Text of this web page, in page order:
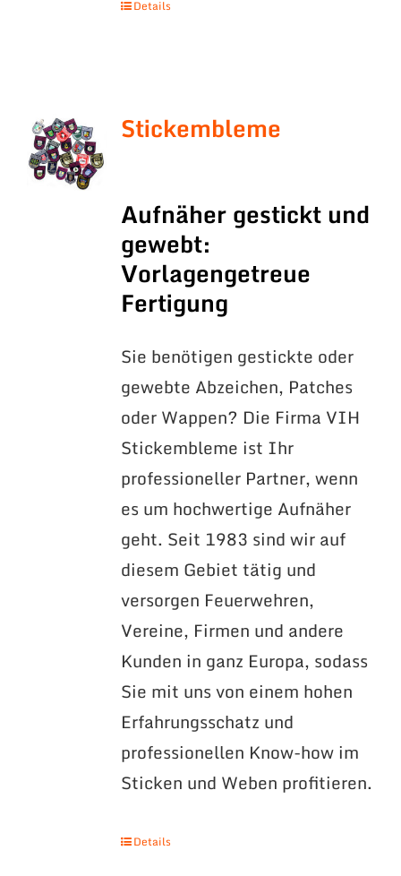
Details
Stickembleme
Aufnäher gestickt und
gewebt:
Vorlagengetreue
Fertigung
Sie benötigen gestickte oder
gewebte Abzeichen, Patches
oder Wappen? Die Firma VIH
Stickembleme ist Ihr
professioneller Partner, wenn
es um hochwertige Aufnäher
geht. Seit 1983 sind wir auf
diesem Gebiet tätig und
versorgen Feuerwehren,
Vereine, Firmen und andere
Kunden in ganz Europa, sodass
Sie mit uns von einem hohen
Erfahrungsschatz und
professionellen Know-how im
Sticken und Weben profitieren.
Details